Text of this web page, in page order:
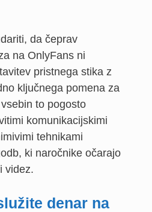
da čeprav
na OnlyFans ni
pristnega stika z
ključnega pomena za
to pogosto
komunikacijskimi
tehnikami
ki naročnike očarajo
videz.
denar na